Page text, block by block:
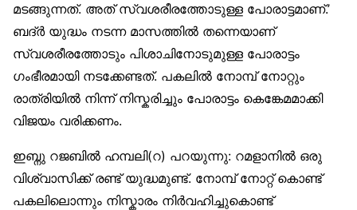
മടങ്ങുന്നത്. അത് സ്വശരീരത്തോടുള്ള പോരാട്ടമാണ്.’
ബദ്ര്‍ യുദ്ധം നടന്ന മാസത്തില്‍ തന്നെയാണ്
സ്വശരീരത്തോടും പിശാചിനോടുമുള്ള പോരാട്ടം
ഗംഭീരമായി നടക്കേണ്ടത്. പകലില്‍ നോമ്പ് നോറ്റും
രാത്രിയില്‍ നിന്ന് നിസ്കരിച്ചും പോരാട്ടം കെങ്കേമമാക്കി
വിജയം വരിക്കണം.
ഇബ്നു റജബില്‍ ഹമ്പലി(റ) പറയുന്നു: റമളാനില്‍ ഒരു
വിശ്വാസിക്ക് രണ്ട് യുദ്ധമുണ്ട്. നോമ്പ് നോറ്റ് കൊണ്ട്
പകലിലൊന്നും നിസ്കാരം നിര്‍വഹിച്ചുകൊണ്ട്